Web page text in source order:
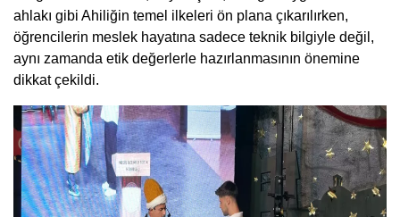
ahlakı gibi Ahiliğin temel ilkeleri ön plana çıkarılırken,
öğrencilerin meslek hayatına sadece teknik bilgiyle değil,
aynı zamanda etik değerlerle hazırlanmasının önemine
dikkat çekildi.